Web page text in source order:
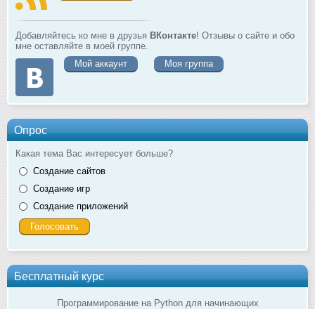
Добавляйтесь ко мне в друзья ВКонтакте! Отзывы о сайте и обо
мне оставляйте в моей группе.
Мой аккаунт
Моя группа
Опрос
Какая тема Вас интересует больше?
Создание сайтов
Создание игр
Создание приложений
Бесплатный курс
Программирование на Python для начинающих